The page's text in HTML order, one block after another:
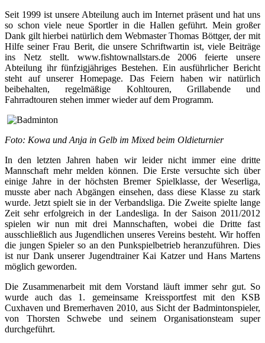
Seit 1999 ist unsere Abteilung auch im Internet präsent und hat uns
so schon viele neue Sportler in die Hallen geführt. Mein großer
Dank gilt hierbei natürlich dem Webmaster Thomas Böttger, der mit
Hilfe seiner Frau Berit, die unsere Schriftwartin ist, viele Beiträge
ins Netz stellt. www.fishtownallstars.de 2006 feierte unsere
Abteilung ihr fünfzigjähriges Bestehen. Ein ausführlicher Bericht
steht auf unserer Homepage. Das Feiern haben wir natürlich
beibehalten, regelmäßige Kohltouren, Grillabende und
Fahrradtouren stehen immer wieder auf dem Programm.
Foto: Kowa und Anja in Gelb im Mixed beim Oldieturnier
In den letzten Jahren haben wir leider nicht immer eine dritte
Mannschaft mehr melden können. Die Erste versuchte sich über
einige Jahre in der höchsten Bremer Spielklasse, der Weserliga,
musste aber nach Abgängen einsehen, dass diese Klasse zu stark
wurde. Jetzt spielt sie in der Verbandsliga. Die Zweite spielte lange
Zeit sehr erfolgreich in der Landesliga. In der Saison 2011/2012
spielen wir nun mit drei Mannschaften, wobei die Dritte fast
ausschließlich aus Jugendlichen unseres Vereins besteht. Wir hoffen
die jungen Spieler so an den Punkspielbetrieb heranzuführen. Dies
ist nur Dank unserer Jugendtrainer Kai Katzer und Hans Martens
möglich geworden.
Die Zusammenarbeit mit dem Vorstand läuft immer sehr gut. So
wurde auch das 1. gemeinsame Kreissportfest mit den KSB
Cuxhaven und Bremerhaven 2010, aus Sicht der Badmintonspieler,
von Thorsten Schwebe und seinem Organisationsteam super
durchgeführt.